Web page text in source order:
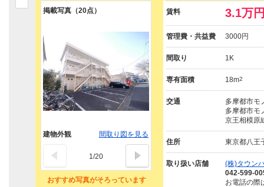
掲載写真（20点）
おすすめ写真がそろっています
建物外観 間取り図を見る
1/20
賃料 3.1万
管理費・共益費 3000円
間取り 1K
専有面積 18m2
交通
多摩都市モ
多摩都市モ
京王相模原
住所 東京都八王
取り扱い店舗
(株)タウン
042-599-
お電話の際